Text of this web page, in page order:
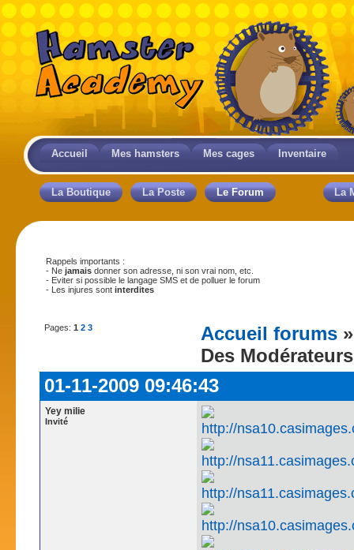
Accueil Mes hamsters Mes cages Inventaire
La Boutique La Poste Le Forum La
Rappels importants :
- Ne jamais donner son adresse, ni son vrai nom, etc.
- Eviter si possible le langage SMS et de polluer le forum
- Les injures sont interdites
Pages: 1 2 3 Accueil forums
Des
01-11-2009 09:46:43
Yey milie
Invité